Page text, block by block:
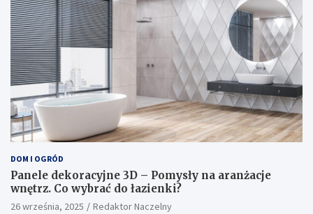
DOM I OGRÓD
Panele dekoracyjne 3D – Pomysły na aranżacje
wnętrz. Co wybrać do łazienki?
26 września, 2025 Redaktor Naczelny